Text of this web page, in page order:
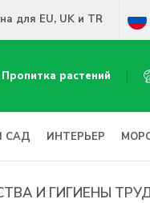
для EU, UK и TR
Пропитка растений
САД ИНТЕРЬЕР
И ГИГИЕНЫ